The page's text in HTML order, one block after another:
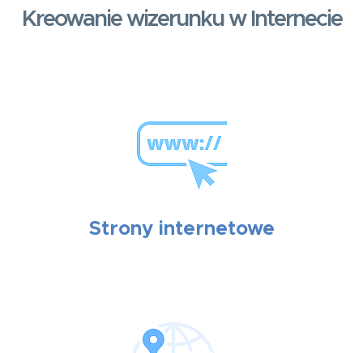
Kreowanie wizerunku w Internecie
Strony internetowe